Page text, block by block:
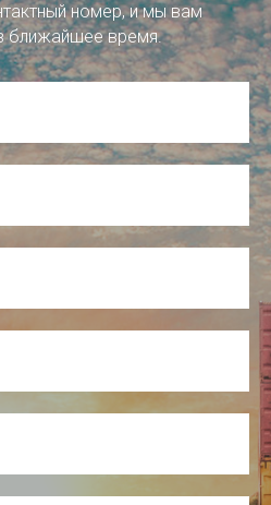
номер, и мы вам
ближайшее время.